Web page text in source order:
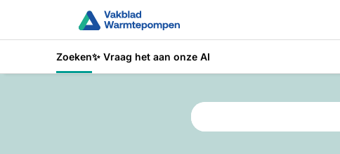
Zoeken✨ Vraag het aan onze AI
Typ hier wat je wilt vinden